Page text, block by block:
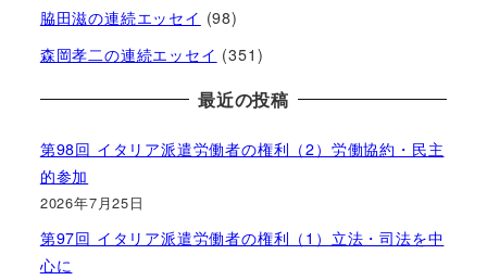
脇田滋の連続エッセイ (98)
森岡孝二の連続エッセイ (351)
最近の投稿
第98回 イタリア派遣労働者の権利（2）労働協約・民主
的参加
2026年7月25日
第97回 イタリア派遣労働者の権利（1）立法・司法を中
心に